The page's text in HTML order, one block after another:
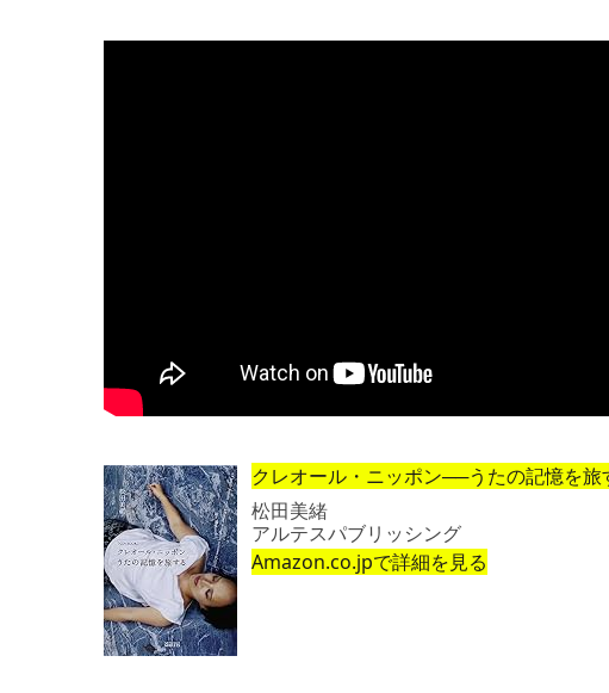
クレオール・ニッポン──うたの記憶を旅
松田美緒
アルテスパブリッシング
Amazon.co.jpで詳細を見る